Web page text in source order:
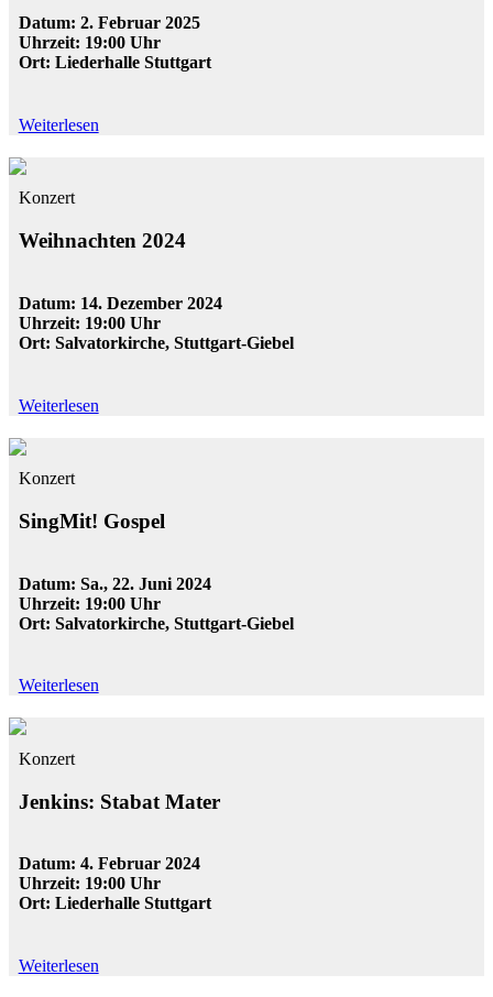
Datum: 2. Februar 2025
Uhrzeit: 19:00 Uhr
Ort: Liederhalle Stuttgart
Weiterlesen
Konzert
Weihnachten 2024
Datum: 14. Dezember 2024
Uhrzeit: 19:00 Uhr
Ort: Salvatorkirche, Stuttgart-Giebel
Weiterlesen
Konzert
SingMit! Gospel
Datum: Sa., 22. Juni 2024
Uhrzeit: 19:00 Uhr
Ort: Salvatorkirche, Stuttgart-Giebel
Weiterlesen
Konzert
Jenkins: Stabat Mater
Datum: 4. Februar 2024
Uhrzeit: 19:00 Uhr
Ort: Liederhalle Stuttgart
Weiterlesen